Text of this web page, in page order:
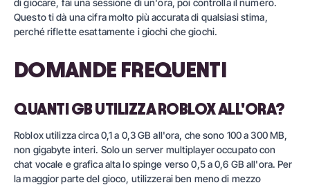
Questo ti dà una cifra molto più accurata di qualsiasi stima,
perché riflette esattamente i giochi che giochi.
DOMANDE FREQUENTI
QUANTI GB UTILIZZA ROBLOX ALL'ORA?
Roblox utilizza circa 0,1 a 0,3 GB all'ora, che sono 100 a 300 MB,
non gigabyte interi. Solo un server multiplayer occupato con
chat vocale e grafica alta lo spinge verso 0,5 a 0,6 GB all'ora. Per
la maggior parte del gioco, utilizzerai ben meno di mezzo